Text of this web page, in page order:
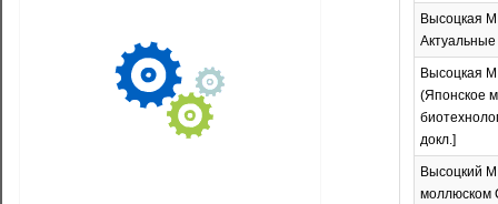
Высоцкая
Высоцкая
(Японское
докл.]
Высоцкий
моллюском